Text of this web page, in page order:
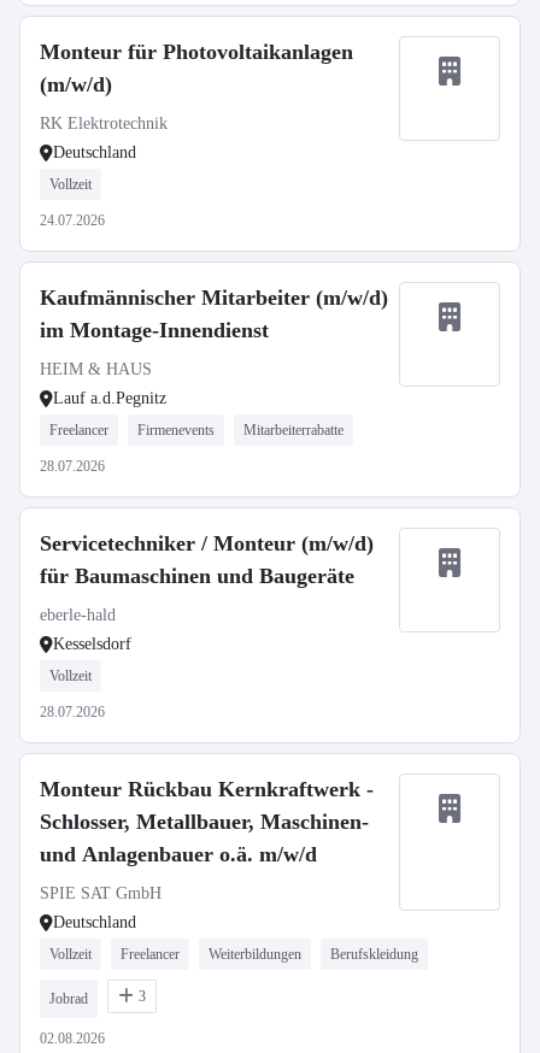
Monteur für Photovoltaikanlagen
(m/w/d)
RK Elektrotechnik
Deutschland
Vollzeit
24.07.2026
Kaufmännischer Mitarbeiter (m/w/d)
im Montage-Innendienst
HEIM & HAUS
Lauf a.d.Pegnitz
Freelancer Firmenevents Mitarbeiterrabatte
28.07.2026
Servicetechniker / Monteur (m/w/d)
für Baumaschinen und Baugeräte
eberle-hald
Kesselsdorf
Vollzeit
28.07.2026
Monteur Rückbau Kernkraftwerk -
Schlosser, Metallbauer, Maschinen-
und Anlagenbauer o.ä. m/w/d
SPIE SAT GmbH
Deutschland
Vollzeit Freelancer Weiterbildungen Berufskleidung
Jobrad 3
02.08.2026